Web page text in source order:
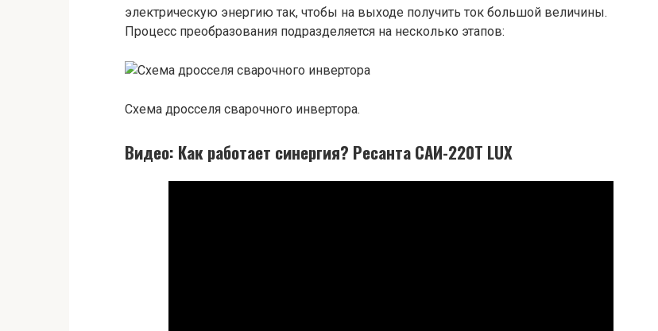
электрическую энергию так, чтобы на выходе получить ток большой величины.
Процесс преобразования подразделяется на несколько этапов:
Схема дросселя сварочного инвертора.
Видео: Как работает синергия? Ресанта САИ-220Т LUX